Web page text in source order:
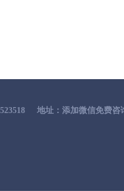
地址：添加微信免费